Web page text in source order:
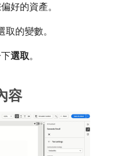
好的資產。
的變數。
選取。
容